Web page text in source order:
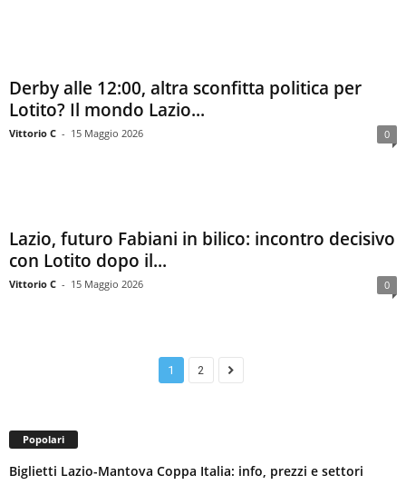
Derby alle 12:00, altra sconfitta politica per
Lotito? Il mondo Lazio...
Vittorio C - 15 Maggio 2026 0
Lazio, futuro Fabiani in bilico: incontro decisivo
con Lotito dopo il...
Vittorio C - 15 Maggio 2026 0
1 2
Popolari
Biglietti Lazio-Mantova Coppa Italia: info, prezzi e settori